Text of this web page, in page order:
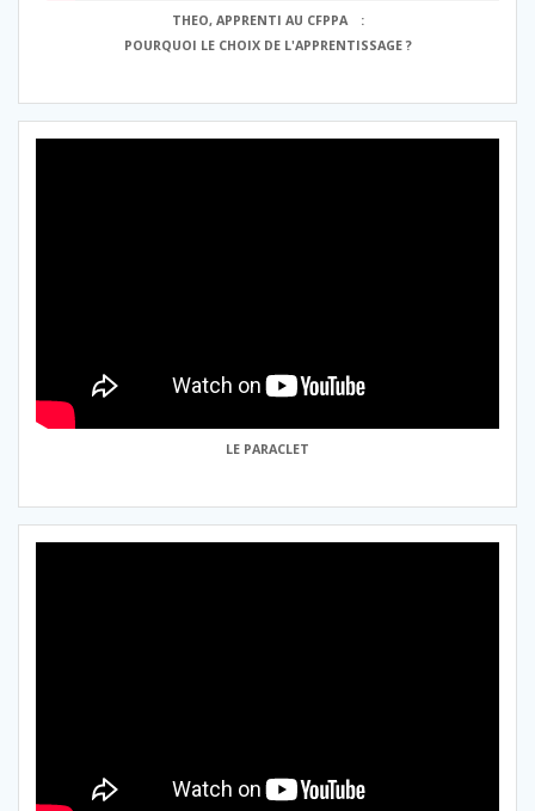
THEO, APPRENTI AU CFPPA
:
POURQUOI LE CHOIX DE L'APPRENTISSAGE ?
LE PARACLET